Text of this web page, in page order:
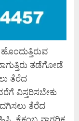
ತಡೆಗೋಡೆ
ತೆರೆದ
ವಿಸ್ತರಿಸಬೇಕು
ತೆರೆದ